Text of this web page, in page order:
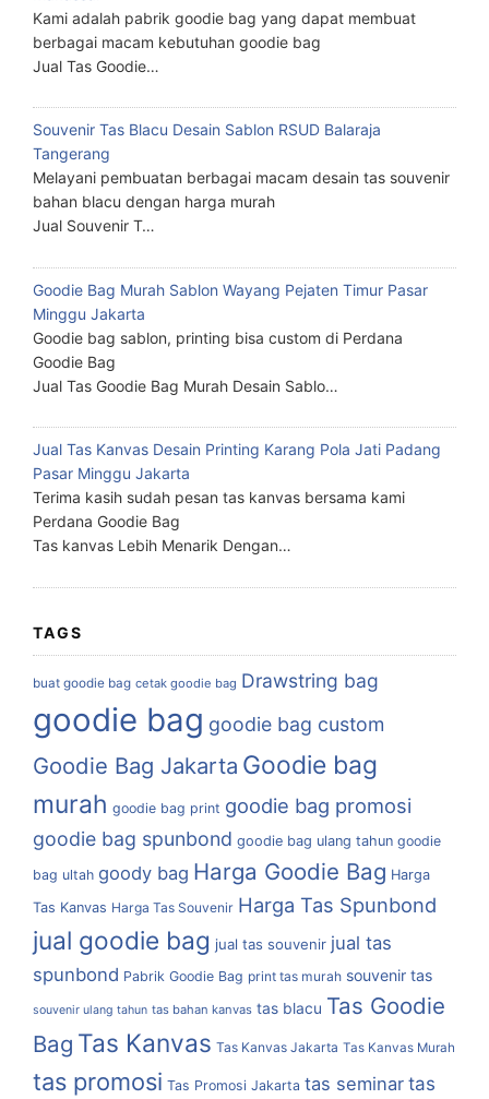
Kami adalah pabrik goodie bag yang dapat membuat
berbagai macam kebutuhan goodie bag
Jual Tas Goodie…
Souvenir Tas Blacu Desain Sablon RSUD Balaraja
Tangerang
Melayani pembuatan berbagai macam desain tas souvenir
bahan blacu dengan harga murah
Jual Souvenir T…
Goodie Bag Murah Sablon Wayang Pejaten Timur Pasar
Minggu Jakarta
Goodie bag sablon, printing bisa custom di Perdana
Goodie Bag
Jual Tas Goodie Bag Murah Desain Sablo…
Jual Tas Kanvas Desain Printing Karang Pola Jati Padang
Pasar Minggu Jakarta
Terima kasih sudah pesan tas kanvas bersama kami
Perdana Goodie Bag
Tas kanvas Lebih Menarik Dengan…
TAGS
buat goodie bag cetak goodie bag Drawstring bag
goodie bag goodie bag custom
Goodie Bag Jakarta Goodie bag
murah goodie bag print goodie bag promosi
goodie bag spunbond goodie bag ulang tahun goodie
bag ultah goody bag Harga Goodie Bag Harga
Tas Kanvas Harga Tas Souvenir Harga Tas Spunbond
jual goodie bag jual tas souvenir jual tas
spunbond Pabrik Goodie Bag print tas murah souvenir tas
souvenir ulang tahun tas bahan kanvas tas blacu Tas Goodie
Bag Tas Kanvas Tas Kanvas Jakarta Tas Kanvas Murah
tas promosi Tas Promosi Jakarta tas seminar tas